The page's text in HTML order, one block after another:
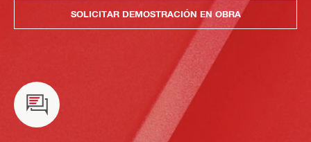
SOLICITAR DEMOSTRACIÓN EN OBRA